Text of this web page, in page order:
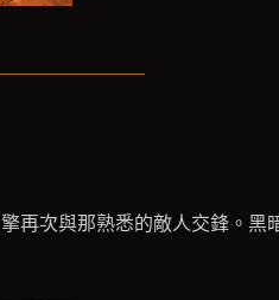
再次與那熟悉的敵人交鋒。黑